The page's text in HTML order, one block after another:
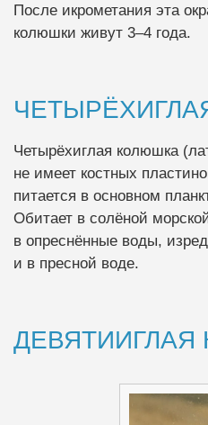
После икрометания эта
колюшки живут 3–4 года.
Четырёхиглая колюшка
не имеет костных
питается в основном
Обитает в солёной
в опреснённые воды,
и в пресной воде.